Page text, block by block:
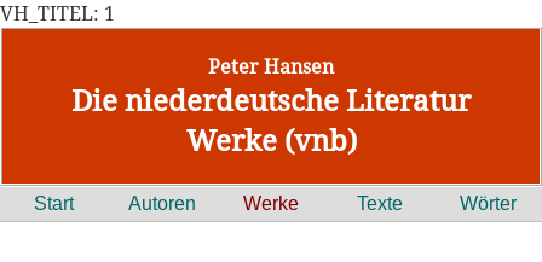
VH_TITEL: 1
Peter Hansen
Die niederdeutsche Literatur
Werke (vnb)
Start Autoren Werke Texte Wörter